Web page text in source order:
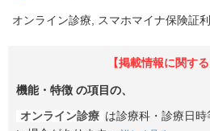
オンライン診療 スマホマイナ保険証
【掲載情報に関する
機能・特徴 の項目の、
オンライン診療 は診療科・診療日